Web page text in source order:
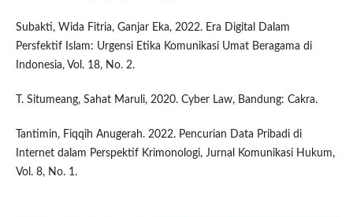
Subakti, Wida Fitria, Ganjar Eka, 2022. Era Digital Dalam
Persfektif Islam: Urgensi Etika Komunikasi Umat Beragama di
Indonesia, Vol. 18, No. 2.
T. Situmeang, Sahat Maruli, 2020. Cyber Law, Bandung: Cakra.
Tantimin, Fiqqih Anugerah. 2022. Pencurian Data Pribadi di
Internet dalam Perspektif Krimonologi, Jurnal Komunikasi Hukum,
Vol. 8, No. 1.